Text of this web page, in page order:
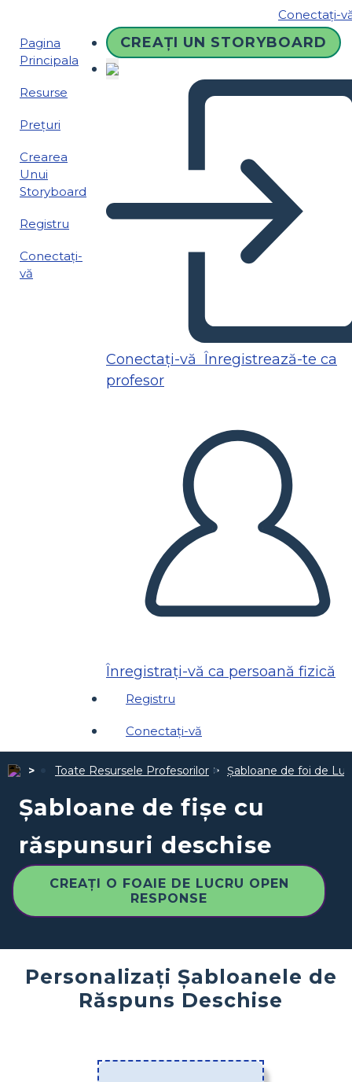
Conectați-
Pagina
Principala
Resurse
Prețuri
Crearea
Unui
Storyboard
Registru
Conectați-
vă
CREAȚI UN STORYBOARD
Conectați-vă Înregistrează-te ca
profesor
Înregistrați-vă ca persoană fizică
Registru
Conectați-vă
Toate Resursele Profesorilor Șabloane de foi de
Șabloane de fișe cu
răspunsuri deschise
CREAȚI O FOAIE DE LUCRU OPEN
RESPONSE
Personalizați Șabloanele de
Răspuns Deschise